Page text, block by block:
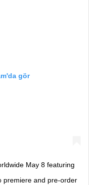
gör
May 8 featuring
premiere and pre-order